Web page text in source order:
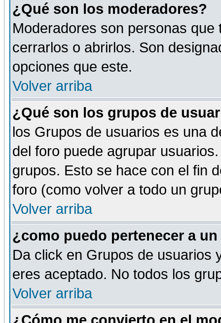
¿Qué son los moderadores?
Moderadores son personas
cerrarlos o abrirlos. Son
opciones que este.
Volver arriba
¿Qué son los grupos de
los Grupos de usuarios es una
del foro puede agrupar
grupos. Esto se hace con el fin
foro (como volver a todo un
Volver arriba
¿como puedo pertenecer a
Da click en Grupos de usuarios
eres aceptado. No todos los
Volver arriba